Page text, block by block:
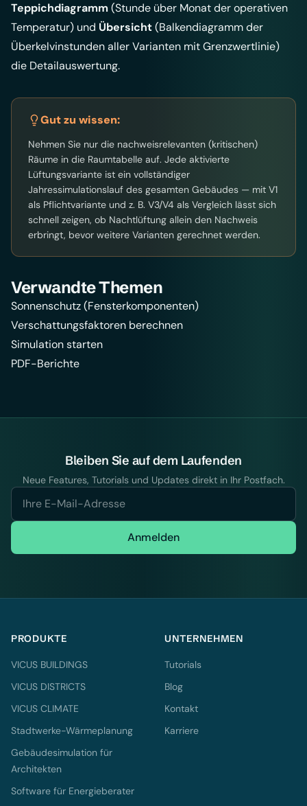
Teppichdiagramm(Stunde über Monat der operativen
Temperatur) und Übersicht(Balkendiagramm der
Überkelvinstunden aller Varianten mit Grenzwertlinie)
die Detailauswertung.
Gut zu wissen:
Nehmen Sie nur die nachweisrelevanten (kritischen)
Räume in die Raumtabelle auf. Jede aktivierte
Lüftungsvariante ist ein vollständiger
Jahressimulationslauf des gesamten Gebäudes — mit V1
als Pflichtvariante und z. B. V3/V4 als Vergleich lässt sich
schnell zeigen, ob Nachtlüftung allein den Nachweis
erbringt, bevor weitere Varianten gerechnet werden.
Verwandte Themen
Sonnenschutz (Fensterkomponenten)
Verschattungsfaktoren berechnen
Simulation starten
PDF-Berichte
Bleiben Sie auf dem Laufenden
Neue Features, Tutorials und Updates direkt in Ihr Postfach.
Anmelden
PRODUKTE
VICUS BUILDINGS
VICUS DISTRICTS
VICUS CLIMATE
Stadtwerke-Wärmeplanung
Gebäudesimulation für
Architekten
Software für Energieberater
UNTERNEHMEN
Tutorials
Blog
Kontakt
Karriere